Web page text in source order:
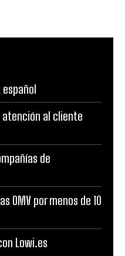
español
atención al cliente
de
OMV por menos de 10
Lowi.es